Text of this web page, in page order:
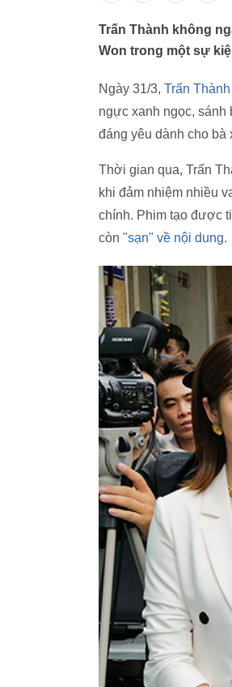
Trấn Thành không
Won trong một sự
Ngày 31/3, Trấn Thành
ngực xanh ngọc, sánh
đáng yêu dành cho bà
Thời gian qua, Trấn
khi đảm nhiệm nhiều
chính. Phim tạo được
còn "sạn" về nội dung.